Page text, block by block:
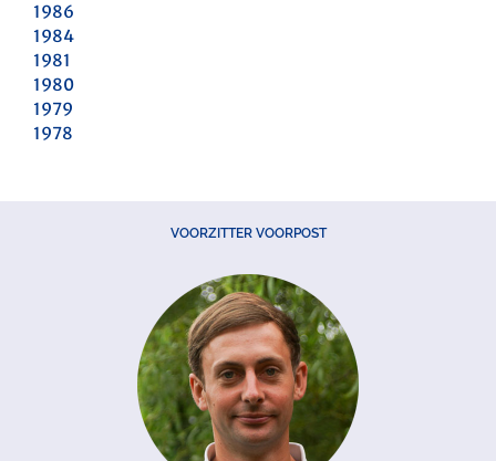
1986
1984
1981
1980
1979
1978
VOORZITTER VOORPOST